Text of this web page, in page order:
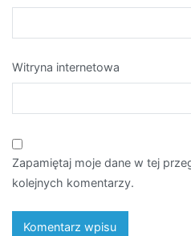
Witryna internetowa
Zapamiętaj moje dane w tej
kolejnych komentarzy.